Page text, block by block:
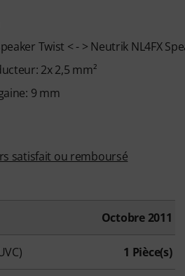
Twist < - > Neutrik NL4FX
2x 2,5 mm²
9 mm
satisfait ou remboursé
Octobre 2011
1 Pièce(s)